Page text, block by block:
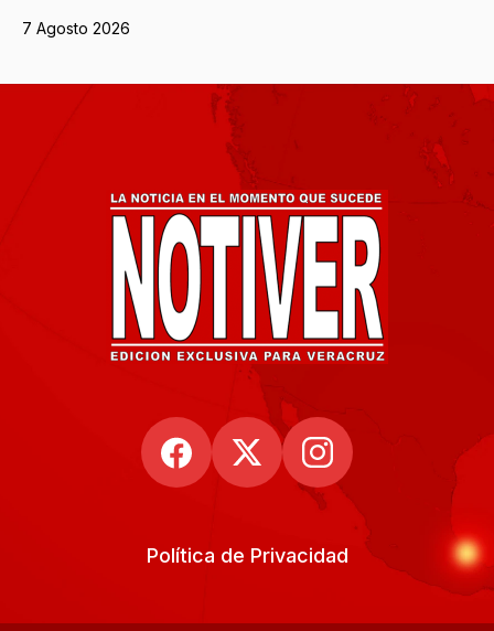
7 Agosto 2026
Política de Privacidad